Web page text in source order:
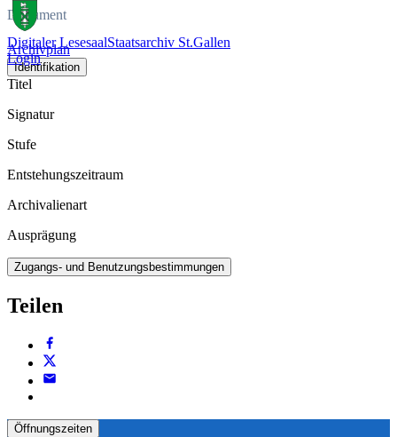
Digitaler LesesaalStaatsarchiv St.Gallen
Login
Dokument
Archivplan
Identifikation
Titel
Signatur
Stufe
Entstehungszeitraum
Archivalienart
Ausprägung
Zugangs- und Benutzungsbestimmungen
Teilen
Öffnungszeiten